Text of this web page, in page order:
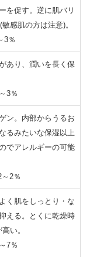
を促す。逆に肌バリ
感肌の方は注意)。
3％
あり、潤いを長く保
3％
ン。内部からうるお
るみたいな保湿以上
でアレルギーの可能
2％
く肌をしっとり・な
える。とくに乾燥時
い。
7％